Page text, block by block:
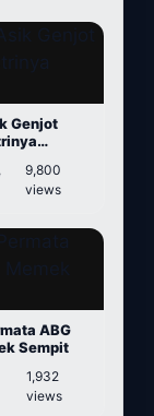
Genjot
9,800
views
ABG
Sempit
1,932
views